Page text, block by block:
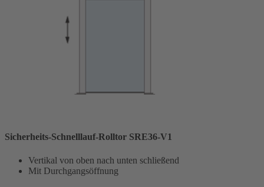
Sicherheits-Schnelllauf-Rolltor SRE36-V1
Vertikal von oben nach unten schließend
Mit Durchgangsöffnung